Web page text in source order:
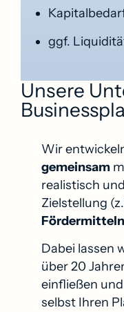
ggf.
Unsere
Wir
gemeinsam
realistisch
Zielstellung
Fördermitteln
Dabei lassen
über 20
einfließen
selbst Ihren